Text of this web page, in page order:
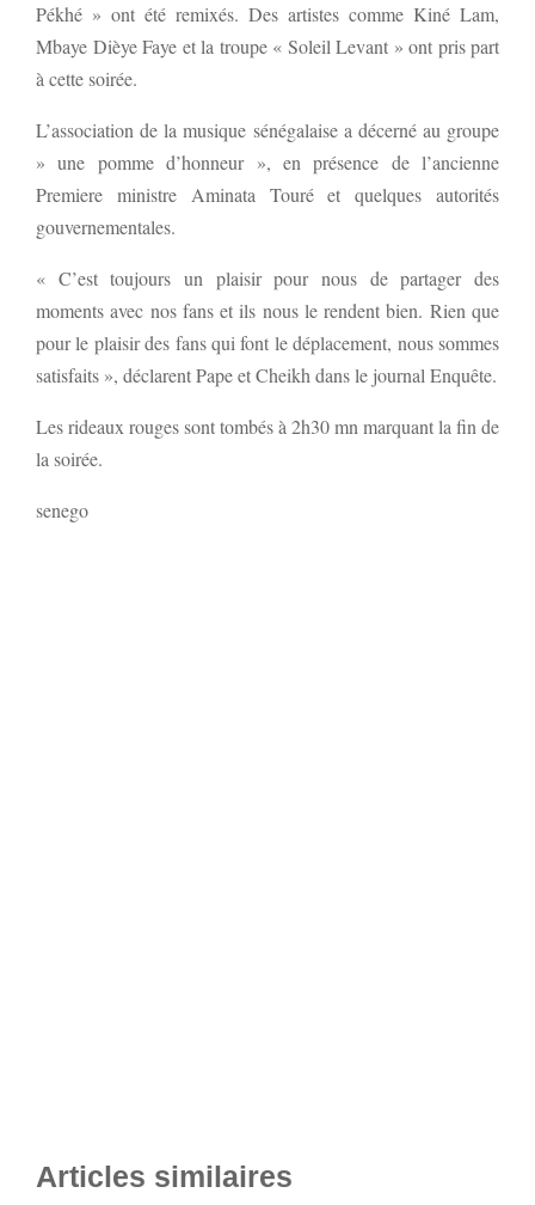
Pékhé » ont été remixés. Des artistes comme Kiné Lam,
Mbaye Dièye Faye et la troupe « Soleil Levant » ont pris part
à cette soirée.
L’association de la musique sénégalaise a décerné au groupe
» une pomme d’honneur », en présence de l’ancienne
Premiere ministre Aminata Touré et quelques autorités
gouvernementales.
« C’est toujours un plaisir pour nous de partager des
moments avec nos fans et ils nous le rendent bien. Rien que
pour le plaisir des fans qui font le déplacement, nous sommes
satisfaits », déclarent Pape et Cheikh dans le journal Enquête.
Les rideaux rouges sont tombés à 2h30 mn marquant la fin de
la soirée.
senego
Articles similaires